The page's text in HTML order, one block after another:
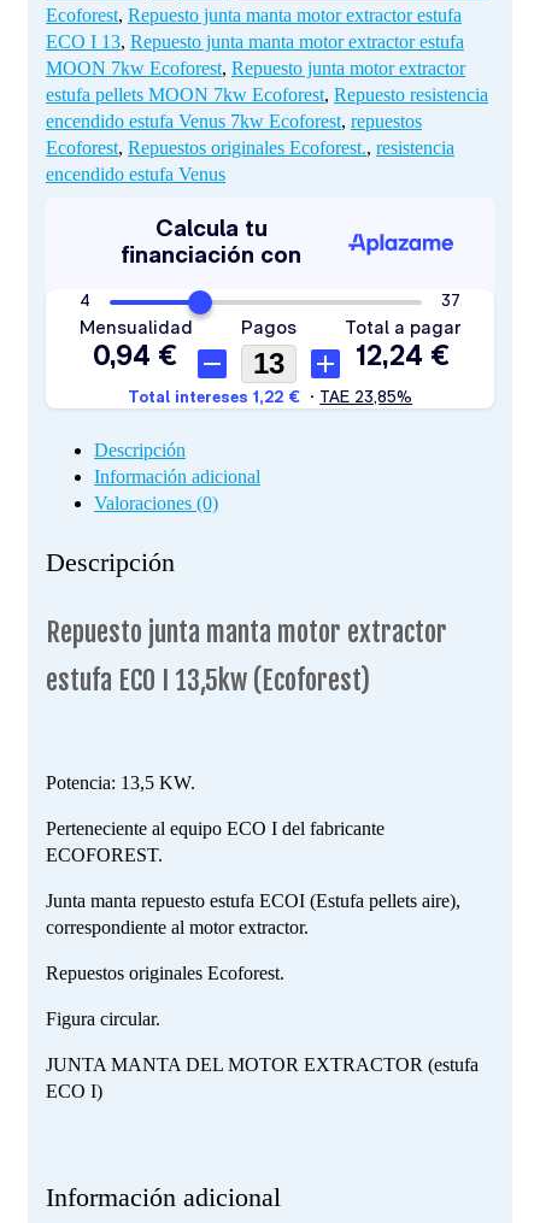
Ecoforest, Repuesto junta manta motor extractor estufa
ECO I 13, Repuesto junta manta motor extractor estufa
MOON 7kw Ecoforest, Repuesto junta motor extractor
estufa pellets MOON 7kw Ecoforest, Repuesto resistencia
encendido estufa Venus 7kw Ecoforest, repuestos
Ecoforest, Repuestos originales Ecoforest., resistencia
encendido estufa Venus
Descripción
Información adicional
Valoraciones (0)
Descripción
Repuesto junta manta motor extractor
estufa ECO I 13,5kw (Ecoforest)
Potencia: 13,5 KW.
Perteneciente al equipo ECO I del fabricante
ECOFOREST.
Junta manta repuesto estufa ECOI (Estufa pellets aire),
correspondiente al motor extractor.
Repuestos originales Ecoforest.
Figura circular.
JUNTA MANTA DEL MOTOR EXTRACTOR (estufa
ECO I)
Información adicional